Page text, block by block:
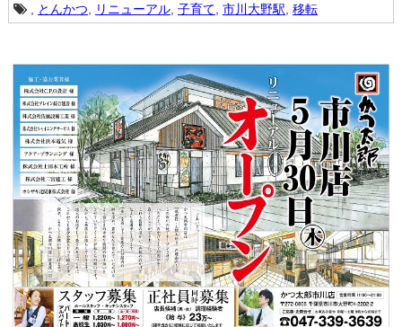
,
とんかつ リニューアル, 子育て 市川大野駅 移転